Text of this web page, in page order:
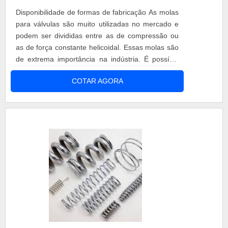
desnecessários.Existem diversos motivos para a
Walb Molas ter se tornado destaque quando
pensamos em uma empresa que entrega
confiança e serviços de qualidade. Alguns desses
motivos são: Equipe multidisciplinar de
realizadas as atividades; Localizada em
circulação de mercadorias; Equipamentos de
última geração. GARANTIA E ASSERTIVIDADE
NO SEGMENTOApenas na Walb Molas existem
as melhores variedades no segmento quando o
assunto for molas aspirais. Os clientes encontram
itens como mola cônica de compressão e molas
de compressão leve.Isso se deve ao fato de ser
uma empresa comprometida com seus serviços e
Disponibilidade de formas de fabricação As molas
para válvulas são muito utilizadas no mercado e
podem ser divididas entre as de compressão ou
as de força constante helicoidal. Essas molas são
de extrema importância na indústria. É possível
adquiri-las em diversos formatos e tamanhos, que
podem varias de 0,10 a 50,80mm. As molas tem
diversas opções de materiais para serem
COTAR AGORA